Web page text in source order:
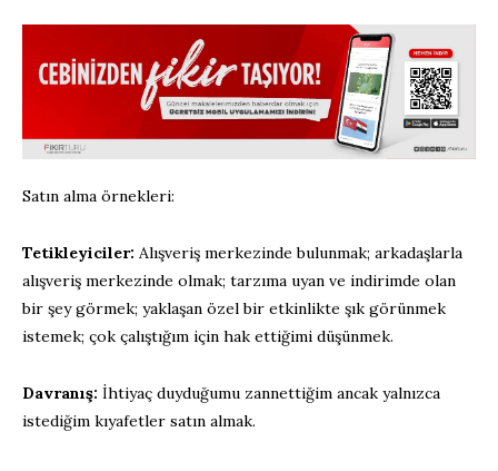
Satın alma örnekleri:
Tetikleyiciler: Alışveriş merkezinde bulunmak; arkadaşlarla
alışveriş merkezinde olmak; tarzıma uyan ve indirimde olan
bir şey görmek; yaklaşan özel bir etkinlikte şık görünmek
istemek; çok çalıştığım için hak ettiğimi düşünmek.
Davranış: İhtiyaç duyduğumu zannettiğim ancak yalnızca
istediğim kıyafetler satın almak.